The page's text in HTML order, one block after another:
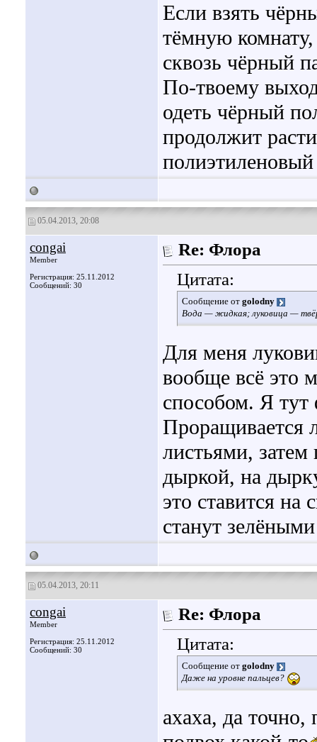
Если взять
тёмную
сквозь чёрный
По-твоему
одеть чёрный
продолжит
05.04.2013, 20:08
congai
Member
Регистрация: 25.11.2012
Сообщений: 30
Re: Флора
Цитата:
Сообщение от golodny
Вода — жидкая; луковица —
Для меня
вообще всё это
способом. Я
Проращивается
листьями,
дыркой, на
это ставится на
станут
05.04.2013, 20:11
congai
Member
Регистрация: 25.11.2012
Сообщений: 30
Re: Флора
Цитата:
Сообщение от golodny
Даже на уровне пальцев?
ахаха, да